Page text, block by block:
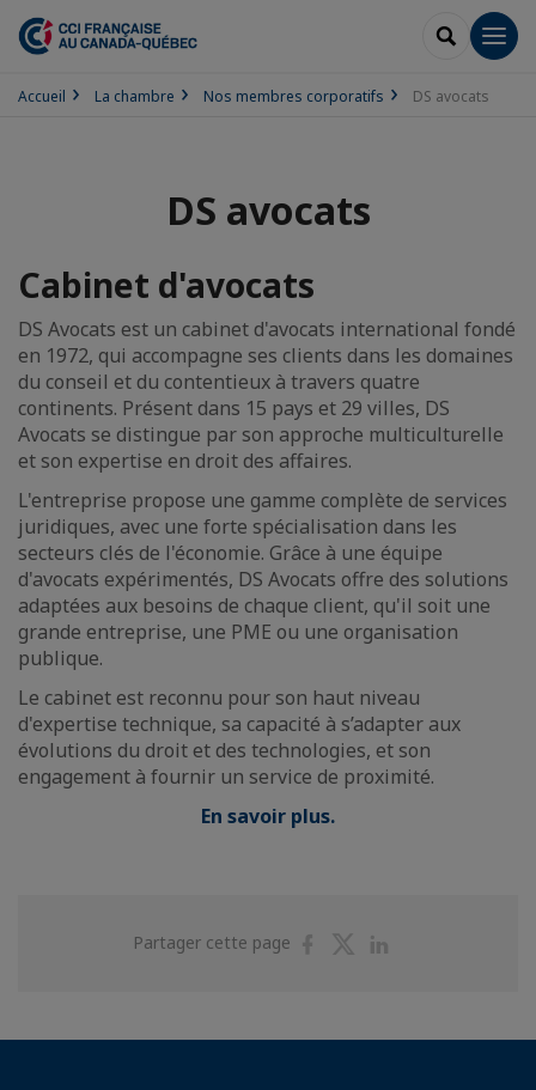
Accueil La chambre Nos membres corporatifs DS avocats
DS avocats
Cabinet d'avocats
DS Avocats est un cabinet d'avocats international fondé
en 1972, qui accompagne ses clients dans les domaines
du conseil et du contentieux à travers quatre
continents. Présent dans 15 pays et 29 villes, DS
Avocats se distingue par son approche multiculturelle
et son expertise en droit des affaires.
L'entreprise propose une gamme complète de services
juridiques, avec une forte spécialisation dans les
secteurs clés de l'économie. Grâce à une équipe
d'avocats expérimentés, DS Avocats offre des solutions
adaptées aux besoins de chaque client, qu'il soit une
grande entreprise, une PME ou une organisation
publique.
Le cabinet est reconnu pour son haut niveau
d'expertise technique, sa capacité à s’adapter aux
évolutions du droit et des technologies, et son
engagement à fournir un service de proximité.
En savoir plus.
Partager cette page
PartagerPartager